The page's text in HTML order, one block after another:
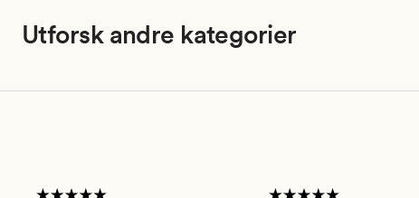
Utforsk andre kategorier